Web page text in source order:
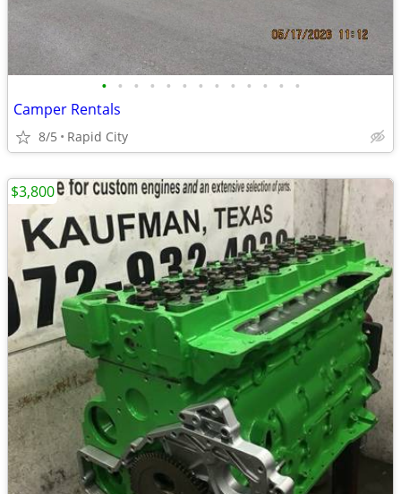
• • • • • • • • • • • • •
Camper Rentals
8/5 Rapid City
$3,800